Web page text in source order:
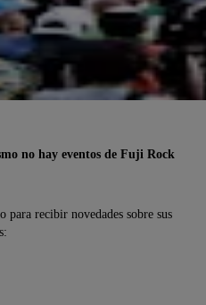
no hay eventos de Fuji Rock
recibir novedades sobre sus